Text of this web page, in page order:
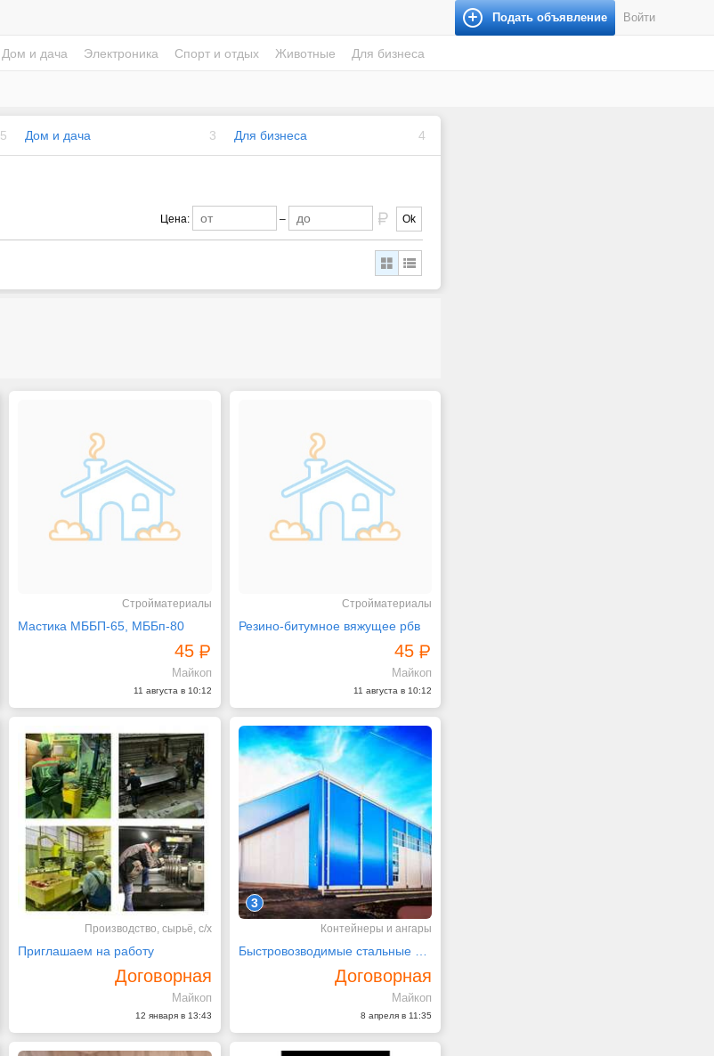
Подать объявление Войти
Дом и дача Электроника Спорт и отдых Животные Для бизнеса
5 Дом и дача 3 Для бизнеса 4
Цена: – Ok
Стройматериалы
Мастика МББП-65, МББп-80
45
Майкоп
11 августа в 10:12
Стройматериалы
Резино-битумное вяжущее рбв
45
Майкоп
11 августа в 10:12
Производство, сырьё, с/х
Приглашаем на работу
Договорная
Майкоп
12 января в 13:43
3
Контейнеры и ангары
Договорная
Майкоп
8 апреля в 11:35